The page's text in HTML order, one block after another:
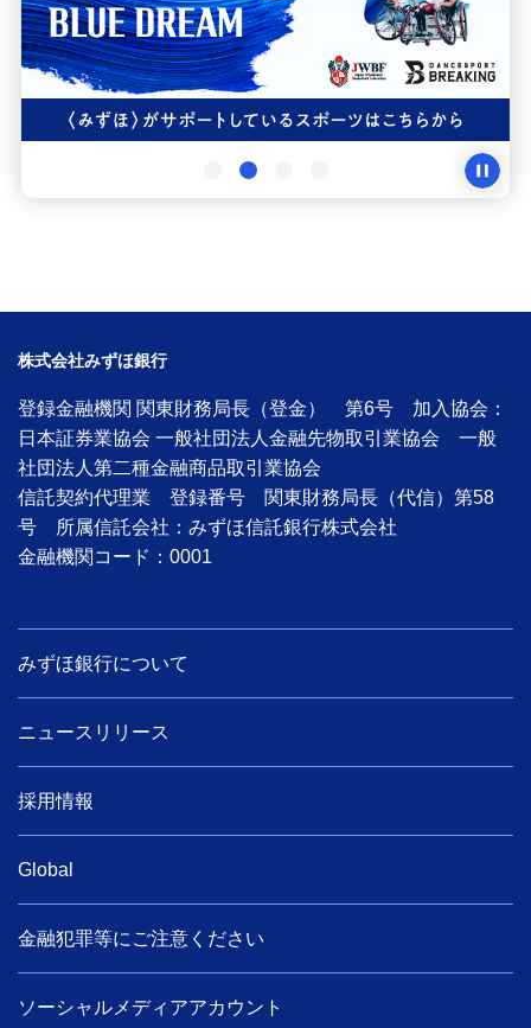
株式会社みずほ銀行
登録金融機関 関東財務局長（登金） 第6号 加入協会：
日本証券業協会 一般社団法人金融先物取引業協会 一般
社団法人第二種金融商品取引業協会
信託契約代理業 登録番号 関東財務局長（代信）第58
号 所属信託会社：みずほ信託銀行株式会社
金融機関コード：0001
みずほ銀行について
ニュースリリース
採用情報
Global
金融犯罪等にご注意ください
ソーシャルメディアアカウント